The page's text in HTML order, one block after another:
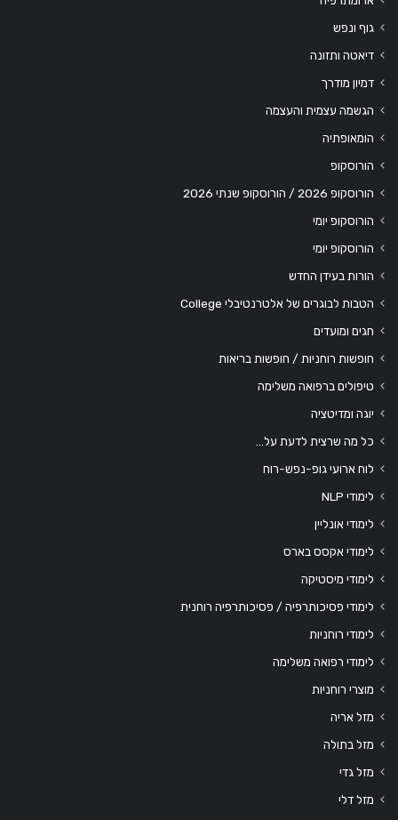
גוף ונפש
דיאטה ותזונה
דמיון מודרך
הגשמה עצמית והעצמה
הומאופתיה
הורוסקופ
הורוסקופ 2026 / הורוסקופ שנתי 2026
הורוסקופ יומי
הורוסקופ יומי
הורות בעידן החדש
הטבות לבוגרים של אלטרנטיבלי College
חגים ומועדים
חופשות רוחניות / חופשות בריאות
טיפולים ברפואה משלימה
יוגה ומדיטציה
כל מה שרצית לדעת על…
לוח ארועי גופ-נפש-רוח
לימודי NLP
לימודי אונליין
לימודי אקסס בארס
לימודי מיסטיקה
לימודי פסיכותרפיה / פסיכותרפיה רוחנית
לימודי רוחניות
לימודי רפואה משלימה
מוצרי רוחניות
מזל אריה
מזל בתולה
מזל גדי
מזל דלי